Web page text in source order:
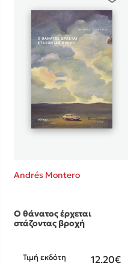
Mel
Η
El Sombrero
Sebastian Fitzek
Andrés Montero
Ο θάνατος έρχεται
στάζοντας βροχή
Τιμή εκδότη 12.20€